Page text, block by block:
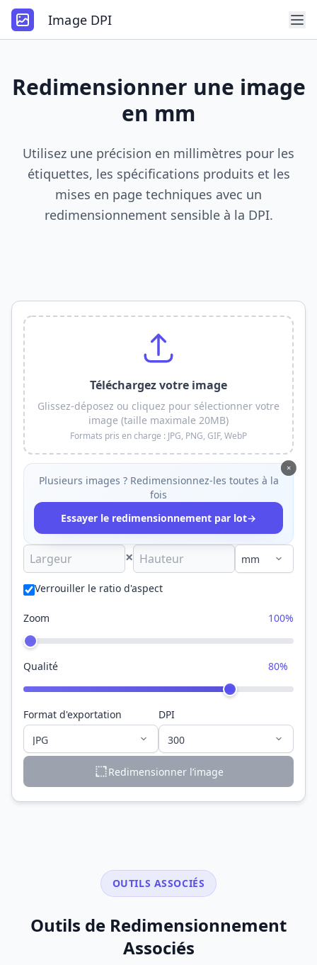
Image DPI
Redimensionner une image
en mm
Utilisez une précision en millimètres pour les
étiquettes, les spécifications produits et les
mises en page techniques avec un
redimensionnement sensible à la DPI.
Téléchargez votre image
Glissez-déposez ou cliquez pour sélectionner votre
image (taille maximale 20MB)
Formats pris en charge : JPG, PNG, GIF, WebP
×
Plusieurs images ? Redimensionnez-les toutes à la
fois
Essayer le redimensionnement par lot→
×
Verrouiller le ratio d'aspect
Zoom 100%
Qualité 80%
Format d'exportation DPI
Redimensionner l’image
OUTILS ASSOCIÉS
Outils de Redimensionnement
Associés